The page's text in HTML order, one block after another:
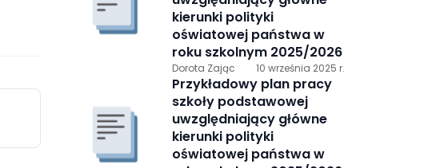
kierunki polityki
oświatowej państwa w
roku szkolnym 2025/2026
Dorota Zając 10 września 2025 r.
Przykładowy plan pracy
szkoły podstawowej
uwzględniający główne
kierunki polityki
oświatowej państwa w